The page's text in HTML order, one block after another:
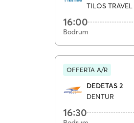
TILOS TRAVEL
16:00
Bodrum
OFFERTA A/R
DEDETAS 2
DENTUR
16:30